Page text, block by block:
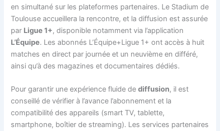
en simultané sur les plateformes partenaires. Le Stadium de
Toulouse accueillera la rencontre, et la diffusion est assurée
par Ligue 1+, disponible notamment via l’application
L’Équipe. Les abonnés L’Équipe+Ligue 1+ ont accès à huit
matches en direct par journée et un neuvième en différé,
ainsi qu’à des magazines et documentaires dédiés.
Pour garantir une expérience fluide dediffusion, il est
conseillé de vérifier à l’avance l’abonnement et la
compatibilité des appareils (smart TV, tablette,
smartphone, boîtier de streaming). Les services partenaires